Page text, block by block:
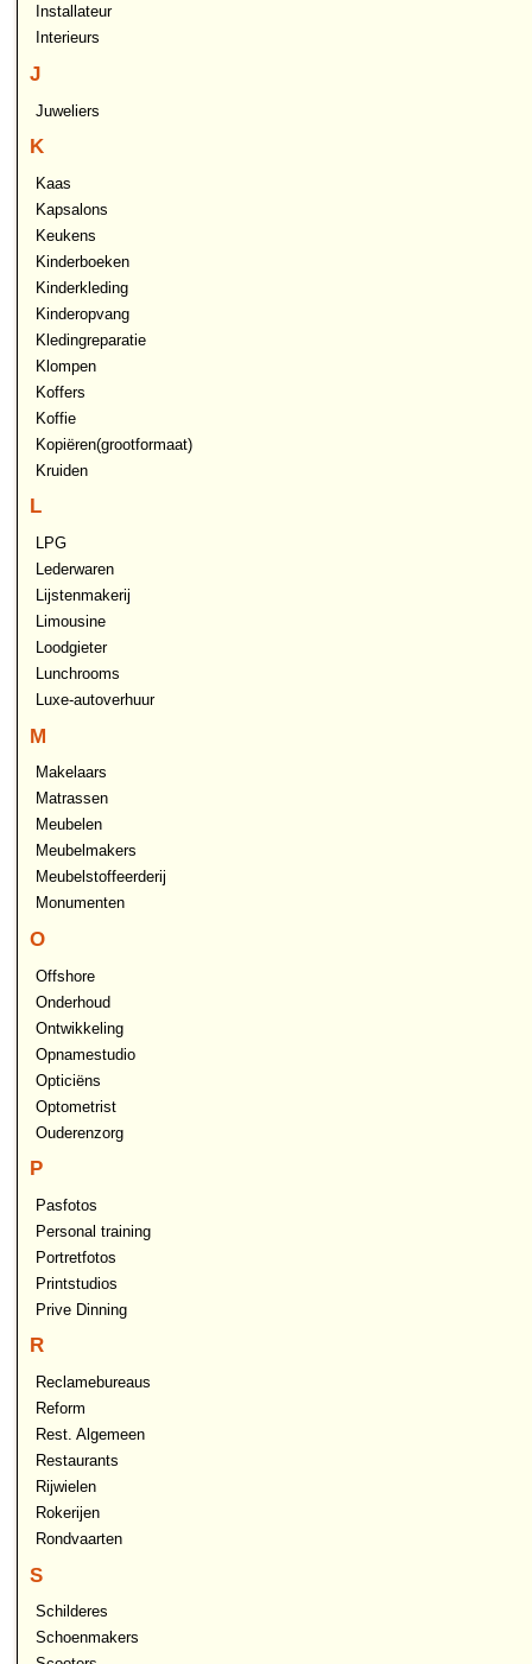
Installateur
Interieurs
J
Juweliers
K
Kaas
Kapsalons
Keukens
Kinderboeken
Kinderkleding
Kinderopvang
Kledingreparatie
Klompen
Koffers
Koffie
Kopiëren(grootformaat)
Kruiden
L
LPG
Lederwaren
Lijstenmakerij
Limousine
Loodgieter
Lunchrooms
Luxe-autoverhuur
M
Makelaars
Matrassen
Meubelen
Meubelmakers
Meubelstoffeerderij
Monumenten
O
Offshore
Onderhoud
Ontwikkeling
Opnamestudio
Opticiëns
Optometrist
Ouderenzorg
P
Pasfotos
Personal training
Portretfotos
Printstudios
Prive Dinning
R
Reclamebureaus
Reform
Rest. Algemeen
Restaurants
Rijwielen
Rokerijen
Rondvaarten
S
Schilderes
Schoenmakers